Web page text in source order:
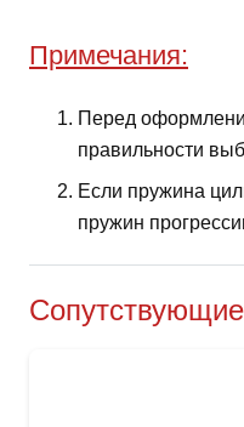
Примечания:
Перед
правильности
Если пружина
пружин